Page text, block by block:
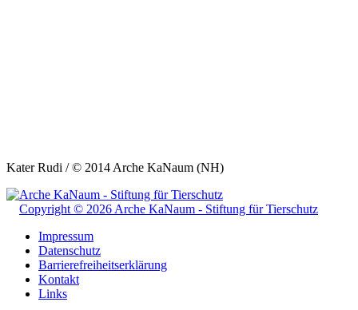
Kater Rudi / © 2014 Arche KaNaum (NH)
Copyright © 2026 Arche KaNaum - Stiftung für Tierschutz
Impressum
Datenschutz
Barrierefreiheitserklärung
Kontakt
Links